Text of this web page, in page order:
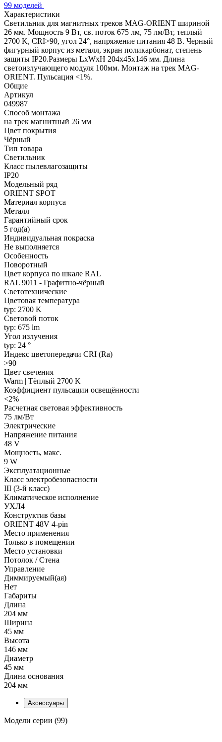
99 моделей
Характеристики
Светильник для магнитных треков MAG-ORIENT шириной
26 мм. Мощность 9 Вт, св. поток 675 лм, 75 лм/Вт, теплый
2700 K, CRI>90, угол 24°, напряжение питания 48 В. Черный
фигурный корпус из металл, экран поликарбонат, степень
защиты IP20.Размеры LxWxH 204x45x146 мм. Длина
светоизлучающего модуля 100мм. Монтаж на трек MAG-
ORIENT. Пульсация <1%.
Общие
Артикул
049987
Способ монтажа
на трек магнитный 26 мм
Цвет покрытия
Чёрный
Тип товара
Светильник
Класс пылевлагозащиты
IP20
Модельный ряд
ORIENT SPOT
Материал корпуса
Металл
Гарантийный срок
5 год(а)
Индивидуальная покраска
Не выполняется
Особенность
Поворотный
Цвет корпуса по шкале RAL
RAL 9011 - Графитно-чёрный
Светотехнические
Цветовая температура
typ: 2700 K
Световой поток
typ: 675 lm
Угол излучения
typ: 24 °
Индекс цветопередачи CRI (Ra)
>90
Цвет свечения
Warm | Тёплый 2700 K
Коэффициент пульсации освещённости
<2%
Расчетная световая эффективность
75 лм/Вт
Электрические
Напряжение питания
48 V
Мощность, макс.
9 W
Эксплуатационные
Класс электробезопасности
III (3-й класс)
Климатическое исполнение
УХЛ4
Конструктив базы
ORIENT 48V 4-pin
Место применения
Только в помещении
Место установки
Потолок / Cтена
Управление
Диммируемый(ая)
Нет
Габариты
Длина
204 мм
Ширина
45 мм
Высота
146 мм
Диаметр
45 мм
Длина основания
204 мм
Аксессуары
Модели серии (99)